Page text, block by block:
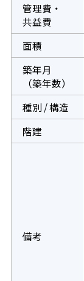
管理費・
共益費
面積
築年月
（築年数）
種別 / 構造
階建
備考